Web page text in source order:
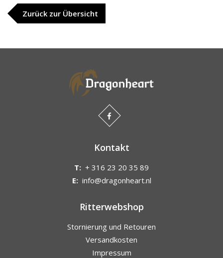
Zurück zur Übersicht
Kontakt
T: + 316 23 20 35 89
E: info@dragonheart.nl
Ritterwebshop
Stornierung und Retouren
Versandkosten
Impressum